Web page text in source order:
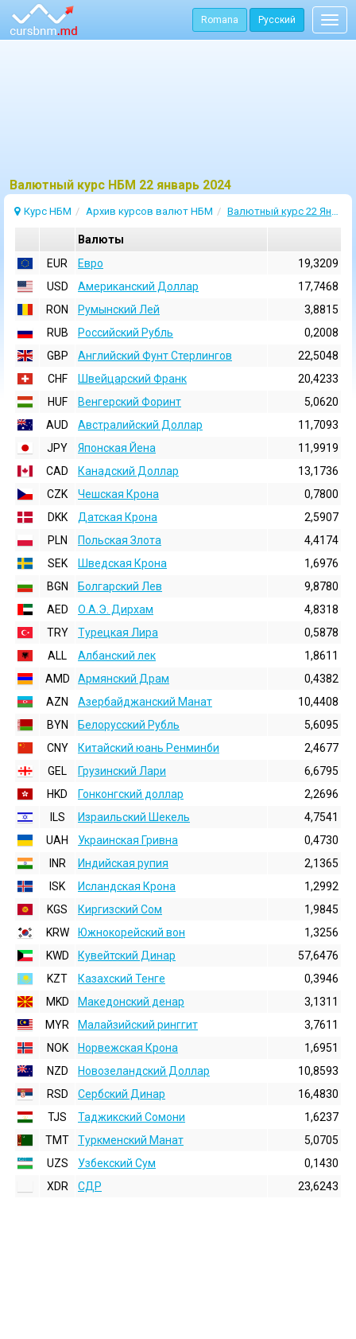
Romana Русский
Bалютный курс НБМ 22 январь 2024
Курс НБМ Архив курсов валют НБМ Валютный курс 22 Январь 2024
Валюты
EUR
Евро
19,3209
USD
Aмериканский Доллар
17,7468
RON
Румынский Лей
3,8815
RUB
Российский Рубль
0,2008
GBP
Английский Фунт Стерлингов
22,5048
CHF
Швейцарский Франк
20,4233
HUF
Венгерский Форинт
5,0620
AUD
Австралийский Доллар
11,7093
JPY
Японская Йена
11,9919
CAD
Канадский Доллар
13,1736
CZK
Чешская Крона
0,7800
DKK
Датская Крона
2,5907
PLN
Польская Злота
4,4174
SEK
Шведская Крона
1,6976
BGN
Болгарский Лев
9,8780
AED
О.А.Э. Дирхам
4,8318
TRY
Турецкая Лира
0,5878
ALL
Албанский лек
1,8611
AMD
Армянский Драм
0,4382
AZN
Азербайджанский Манат
10,4408
BYN
Белорусский Рубль
5,6095
CNY
Китайский юань Ренминби
2,4677
GEL
Грузинский Лари
6,6795
HKD
Гонконгский доллаp
2,2696
ILS
Израильский Шекель
4,7541
UAH
Украинская Гривна
0,4730
INR
Индийская pупия
2,1365
ISK
Исландская Крона
1,2992
KGS
Киргизский Сом
1,9845
KRW
Южнокорейский вон
1,3256
KWD
Кувейтский Динар
57,6476
KZT
Казахский Тенге
0,3946
MKD
Македонский денар
3,1311
MYR
Малайзийский ринггит
3,7611
NOK
Норвежская Крона
1,6951
NZD
Новозеландский Доллар
10,8593
RSD
Сербский Динар
16,4830
TJS
Таджикский Сомони
1,6237
TMT
Туркменский Манат
5,0705
UZS
Узбекский Сум
0,1430
XDR
СДР 23,6243